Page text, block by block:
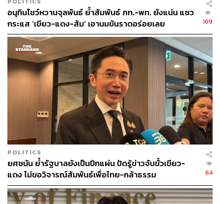
อนุทินโชว์หวานจุลพันธ์ ย้ำสัมพันธ์ ภท.-พท. ยังแน่น แซว
กระแส ‘เขียว-แดง-ส้ม’ เอานมข้นราดอร่อยเลย
109
POLITICS
ยศชนัน ย้ำรัฐบาลยังเป็นปึกแผ่น ปัดรู้ข่าวจับขั้วเขียว-
แดง ไม่ขอวิจารณ์สัมพันธ์เพื่อไทย-กล้าธรรม
64